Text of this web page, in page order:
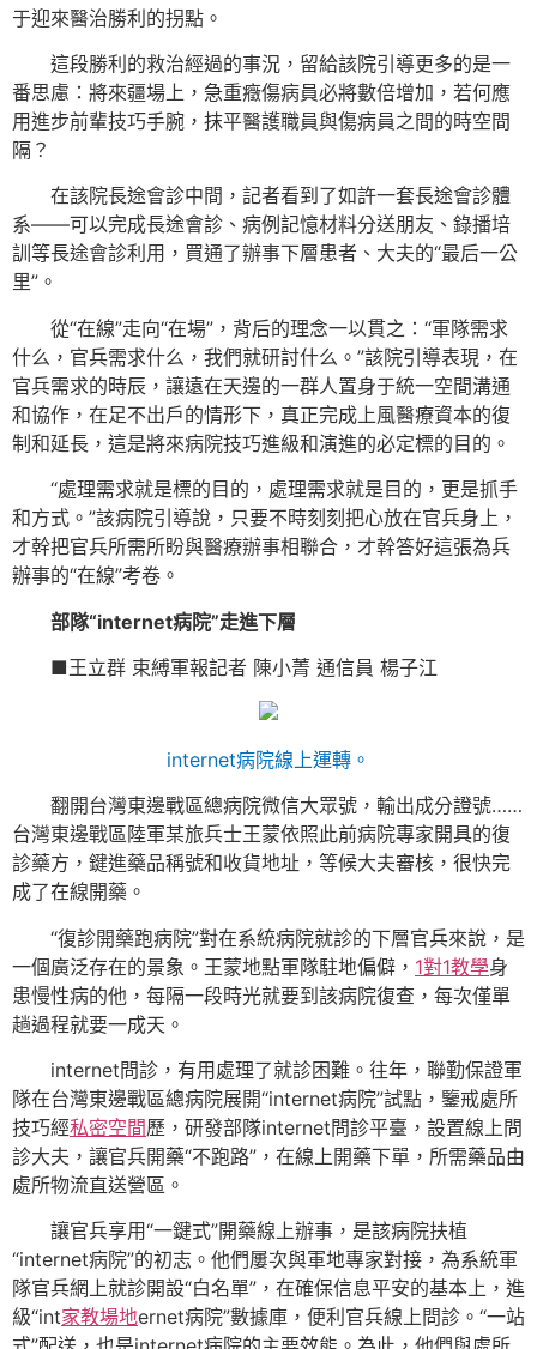
于迎來醫治勝利的拐點。
這段勝利的救治經過的事況，留給該院引導更多的是一
番思慮：將來疆場上，急重癥傷病員必將數倍增加，若何應
用進步前輩技巧手腕，抹平醫護職員與傷病員之間的時空間
隔？
在該院長途會診中間，記者看到了如許一套長途會診體
系——可以完成長途會診、病例記憶材料分送朋友、錄播培
訓等長途會診利用，買通了辦事下層患者、大夫的“最后一公
里”。
從“在線”走向“在場”，背后的理念一以貫之：“軍隊需求
什么，官兵需求什么，我們就研討什么。”該院引導表現，在
官兵需求的時辰，讓遠在天邊的一群人置身于統一空間溝通
和協作，在足不出戶的情形下，真正完成上風醫療資本的復
制和延長，這是將來病院技巧進級和演進的必定標的目的。
“處理需求就是標的目的，處理需求就是目的，更是抓手
和方式。”該病院引導說，只要不時刻刻把心放在官兵身上，
才幹把官兵所需所盼與醫療辦事相聯合，才幹答好這張為兵
辦事的“在線”考卷。
部隊“internet病院”走進下層
■王立群 束縛軍報記者 陳小菁 通信員 楊子江
internet病院線上運轉。
翻開台灣東邊戰區總病院微信大眾號，輸出成分證號……
台灣東邊戰區陸軍某旅兵士王蒙依照此前病院專家開具的復
診藥方，鍵進藥品稱號和收貨地址，等候大夫審核，很快完
成了在線開藥。
“復診開藥跑病院”對在系統病院就診的下層官兵來說，是
一個廣泛存在的景象。王蒙地點軍隊駐地偏僻， 1對1教學身
患慢性病的他，每隔一段時光就要到該病院復查，每次僅單
趟過程就要一成天。
internet問診，有用處理了就診困難。往年，聯勤保證軍
隊在台灣東邊戰區總病院展開“internet病院”試點，鑒戒處所
技巧經私密空間歷，研發部隊internet問診平臺，設置線上問
診大夫，讓官兵開藥“不跑路”，在線上開藥下單，所需藥品由
處所物流直送營區。
讓官兵享用“一鍵式”開藥線上辦事，是該病院扶植
“internet病院”的初志。他們屢次與軍地專家對接，為系統軍
隊官兵網上就診開設“白名單”，在確保信息平安的基本上，進
級“int家教場地ernet病院”數據庫，便利官兵線上問診。“一站